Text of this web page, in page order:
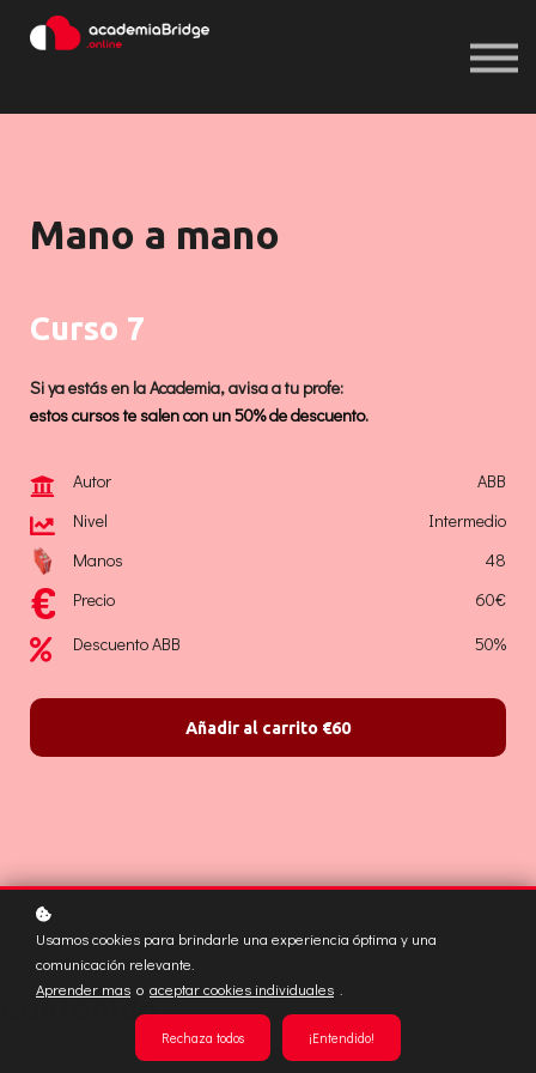
Iniciar sesión
Mano a mano
Curso 7
Si ya estás en la Academia, avisa a tu profe:
estos cursos te salen con un 50% de descuento.
Autor
ABB
Nivel
Intermedio
Manos
48
Precio
60€
Descuento ABB
50%
Añadir al carrito €60
Contenido
Usamos cookies para brindarle una experiencia óptima y una
comunicación relevante.
Aprender mas o aceptar cookies individuales
Rechaza todos ¡Entendido!